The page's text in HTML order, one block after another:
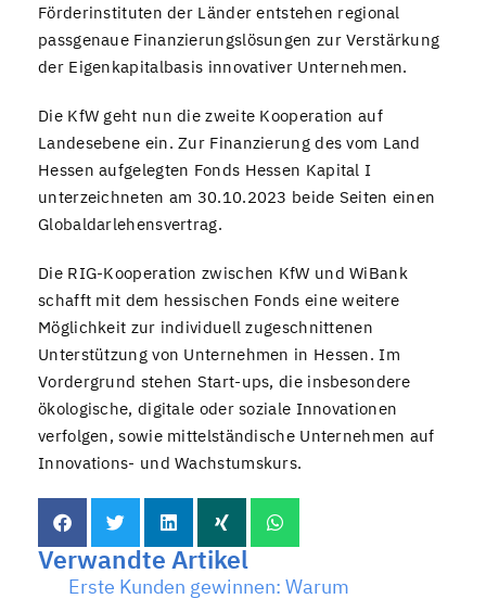
Förderinstituten der Länder entstehen regional
passgenaue Finanzierungslösungen zur Verstärkung
der Eigenkapitalbasis innovativer Unternehmen.
Die KfW geht nun die zweite Kooperation auf
Landesebene ein. Zur Finanzierung des vom Land
Hessen aufgelegten Fonds Hessen Kapital I
unterzeichneten am 30.10.2023 beide Seiten einen
Globaldarlehensvertrag.
Die RIG-Kooperation zwischen KfW und WiBank
schafft mit dem hessischen Fonds eine weitere
Möglichkeit zur individuell zugeschnittenen
Unterstützung von Unternehmen in Hessen. Im
Vordergrund stehen Start-ups, die insbesondere
ökologische, digitale oder soziale Innovationen
verfolgen, sowie mittelständische Unternehmen auf
Innovations- und Wachstumskurs.
Verwandte Artikel
Erste Kunden gewinnen: Warum